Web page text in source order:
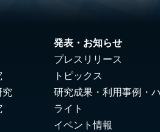
究
発表・お知らせ
プレスリリース
トピックス
研究成果・利用事例・
ライト
イベント情報